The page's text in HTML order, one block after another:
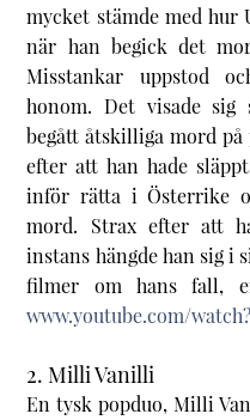
mycket stämde med hur
när han begick det
Misstankar uppstod
honom. Det visade sig
begått åtskilliga mord
efter att han hade
inför rätta i Österrike
mord. Strax efter att
instans hängde han sig i
filmer om hans fall,
www.youtube.com/
2. Milli Vanilli
En tysk popduo, Milli